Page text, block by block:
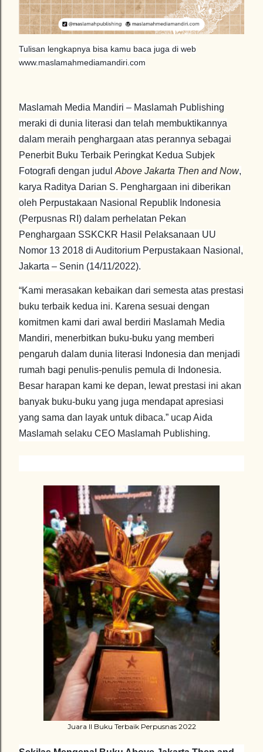
Tulisan lengkapnya bisa kamu baca juga di web
www.maslamahmediamandiri.com
Maslamah Media Mandiri – Maslamah Publishing
meraki di dunia literasi dan telah membuktikannya
dalam meraih penghargaan atas perannya sebagai
Penerbit Buku Terbaik Peringkat Kedua Subjek
Fotografi dengan judul Above Jakarta Then and Now,
karya Raditya Darian S. Penghargaan ini diberikan
oleh Perpustakaan Nasional Republik Indonesia
(Perpusnas RI) dalam perhelatan Pekan
Penghargaan SSKCKR Hasil Pelaksanaan UU
Nomor 13 2018 di Auditorium Perpustakaan Nasional,
Jakarta – Senin (14/11/2022).
“Kami merasakan kebaikan dari semesta atas prestasi
buku terbaik kedua ini. Karena sesuai dengan
komitmen kami dari awal berdiri Maslamah Media
Mandiri, menerbitkan buku-buku yang memberi
pengaruh dalam dunia literasi Indonesia dan menjadi
rumah bagi penulis-penulis pemula di Indonesia.
Besar harapan kami ke depan, lewat prestasi ini akan
banyak buku-buku yang juga mendapat apresiasi
yang sama dan layak untuk dibaca.” ucap Aida
Maslamah selaku CEO Maslamah Publishing.
Juara II Buku Terbaik Perpusnas 2022